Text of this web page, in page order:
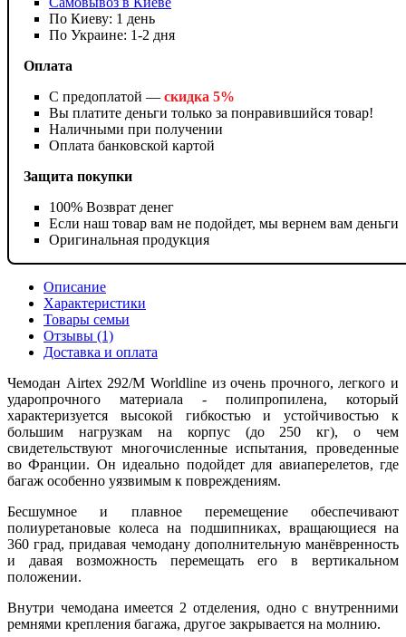
По Киеву: 1 день
По Украине: 1-2 дня
Оплата
С предоплатой — скидка 5%
Вы платите деньги только за понравившийся товар!
Наличными при получении
Оплата банковской картой
Защита покупки
100% Возврат денег
Если наш товар вам не подойдет, мы вернем вам деньги
Оригинальная продукция
Описание
Характеристики
Товары семьи
Отзывы (1)
Доставка и оплата
Чемодан Airtex 292/M Worldline из очень прочного, легкого и
ударопрочного материала - полипропилена, который
характеризуется высокой гибкостью и устойчивостью к
большим нагрузкам на корпус (до 250 кг), о чем
свидетельствуют многочисленные испытания, проведенные
во Франции. Он идеально подойдет для авиаперелетов, где
багаж особенно уязвимым к повреждениям.
Бесшумное и плавное перемещение обеспечивают
полиуретановые колеса на подшипниках, вращающиеся на
360 град, придавая чемодану дополнительную манёвренность
и давая возможность перемещать его в вертикальном
положении.
Внутри чемодана имеется 2 отделения, одно с внутренними
ремнями крепления багажа, другое закрывается на молнию.